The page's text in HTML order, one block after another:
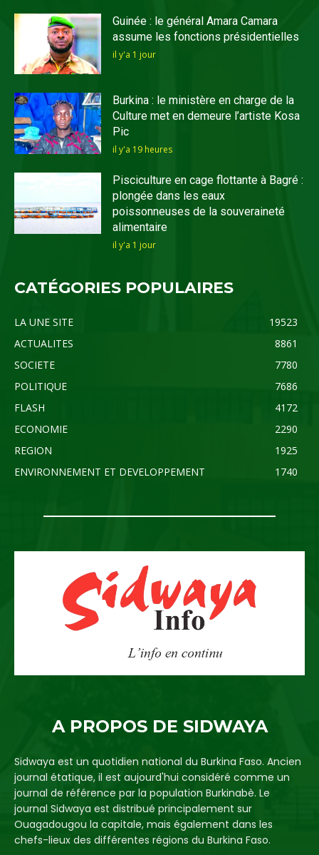
Guinée : le général Amara Camara
assume les fonctions présidentielles
il y'a 1 jour
Burkina : le ministère en charge de la
Culture met en demeure l’artiste Kosa
Pic
il y'a 19 heures
Pisciculture en cage flottante à Bagré :
plongée dans les eaux
poissonneuses de la souveraineté
alimentaire
il y'a 1 jour
CATÉGORIES POPULAIRES
LA UNE SITE
19523
ACTUALITES
8861
SOCIETE
7780
POLITIQUE
7686
FLASH
4172
ECONOMIE
2290
REGION
1925
ENVIRONNEMENT ET DEVELOPPEMENT
1740
A PROPOS DE SIDWAYA
Sidwaya est un quotidien national du Burkina Faso. Ancien
journal étatique, il est aujourd'hui considéré comme un
journal de référence par la population Burkinabè. Le
journal Sidwaya est distribué principalement sur
Ouagadougou la capitale, mais également dans les
chefs-lieux des différentes régions du Burkina Faso.